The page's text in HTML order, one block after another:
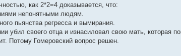
как 2*2=4 доказывается, что:
непонятными людям.
пьянства регресса и вымирания.
убил своего отца и изнасиловал свою мать, которая
Потому Гомеровский вопрос решен.